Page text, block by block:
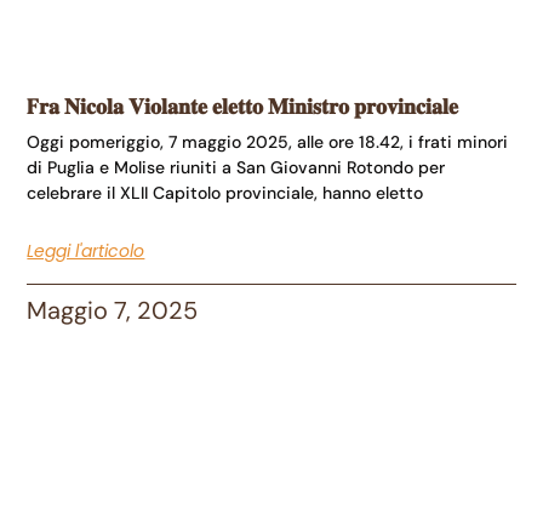
F𝐫𝐚 𝐍𝐢𝐜𝐨𝐥𝐚 𝐕𝐢𝐨𝐥𝐚𝐧𝐭𝐞 𝐞𝐥𝐞𝐭𝐭𝐨 𝐌𝐢𝐧𝐢𝐬𝐭𝐫𝐨 𝐩𝐫𝐨𝐯𝐢𝐧𝐜𝐢𝐚𝐥𝐞
Oggi pomeriggio, 7 maggio 2025, alle ore 18.42, i frati minori
di Puglia e Molise riuniti a San Giovanni Rotondo per
celebrare il XLII Capitolo provinciale, hanno eletto
Leggi l'articolo
Maggio 7, 2025